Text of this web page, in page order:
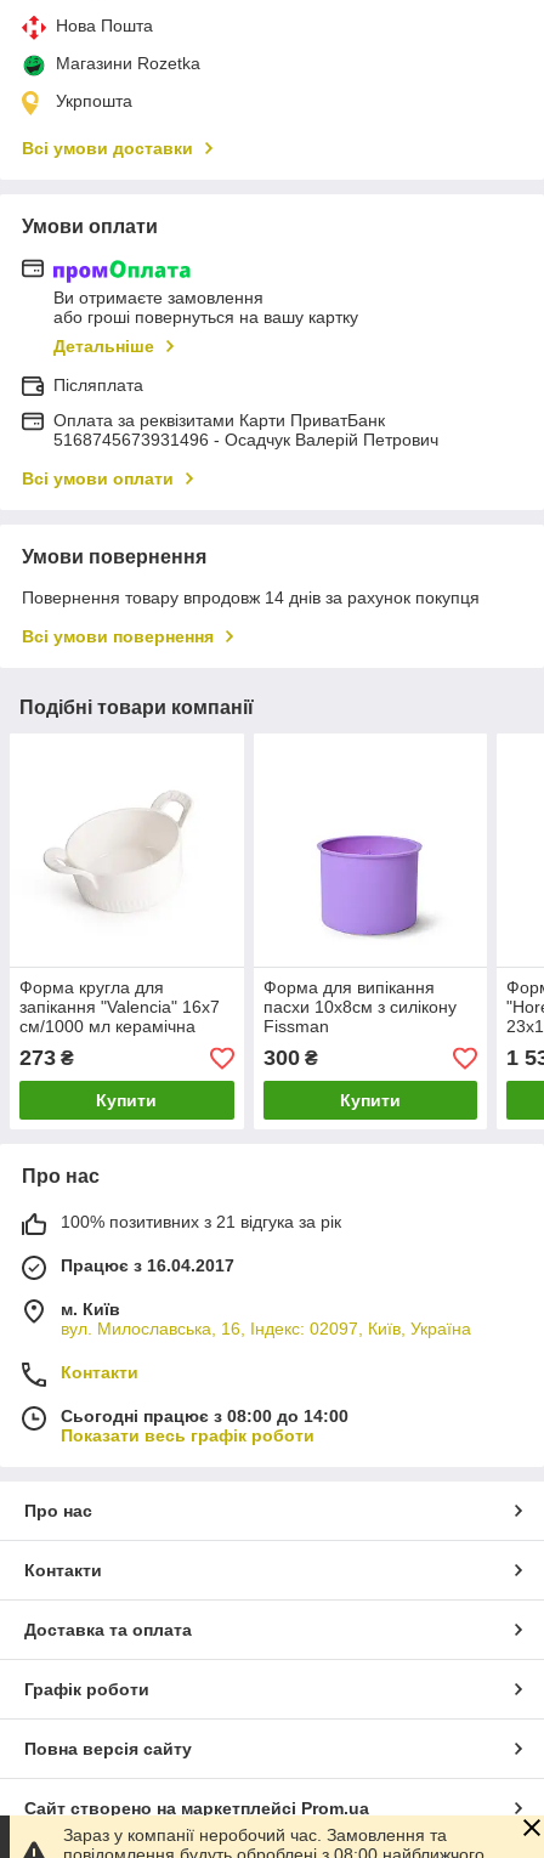
Нова Пошта
Магазини Rozetka
Укрпошта
Всі умови доставки
Умови оплати
Ви отримаєте замовлення
або гроші повернуться на вашу картку
Детальніше
Післяплата
Оплата за реквізитами Карти ПриватБанк
5168745673931496 - Осадчук Валерій Петрович
Всі умови оплати
Умови повернення
Повернення товару впродовж 14 днів за рахунок покупця
Всі умови повернення
Подібні товари компанії
Форма кругла для
запікання "Valencia" 16х7
см/1000 мл керамічна
Fissman
273 ₴
Купити
Форма для випікання
пасхи 10х8см з силікону
Fissman
300₴
Купити
1
Про нас
100% позитивних з 21 відгука за рік
Працює з 16.04.2017
м. Київ
вул. Милославська, 16, Індекс: 02097, Київ, Україна
Контакти
Сьогодні працює з 08:00 до 14:00
Показати весь графік роботи
Про нас
Контакти
Доставка та оплата
Графік роботи
Повна версія сайту
Сайт створено на маркетплейсі Prom.ua
Зараз у компанії неробочий час. Замовлення та